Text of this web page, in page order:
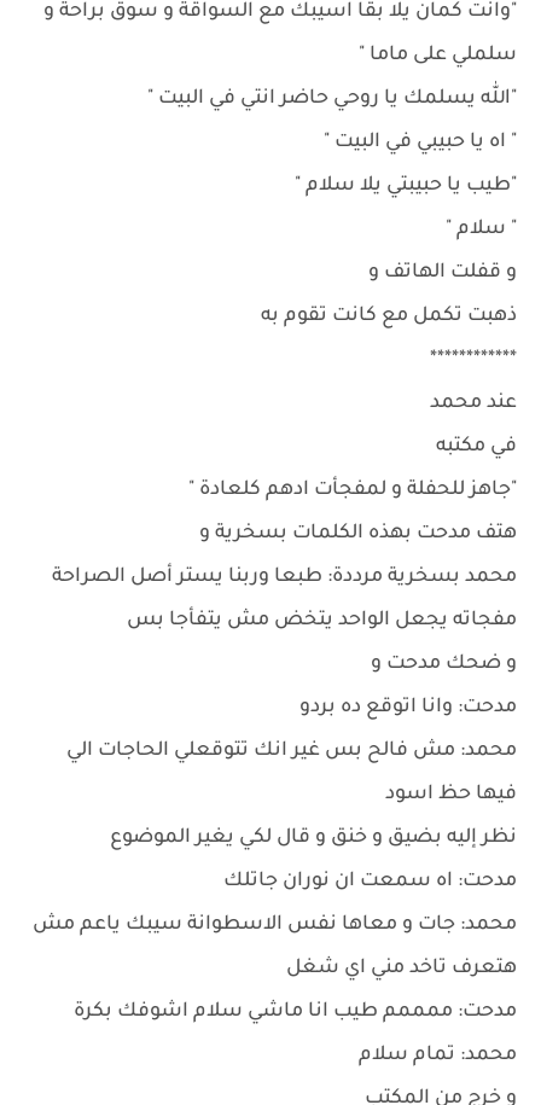
"وانت كمان يلا بقا اسيبك مع السواقة و سوق براحة و
سلملي على ماما "
"الله يسلمك يا روحي حاضر انتي في البيت "
" اه يا حبيبي في البيت "
"طيب يا حبيبتي يلا سلام "
" سلام "
و قفلت الهاتف و
ذهبت تكمل مع كانت تقوم به
************
عند محمد
في مكتبه
"جاهز للحفلة و لمفجأت ادهم كلعادة "
هتف مدحت بهذه الكلمات بسخرية و
محمد بسخرية مرددة: طبعا وربنا يستر أصل الصراحة
مفجاته يجعل الواحد يتخض مش يتفأجا بس
و ضحك مدحت و
مدحت: وانا اتوقع ده بردو
محمد: مش فالح بس غير انك تتوقعلي الحاجات الي
فيها حظ اسود
نظر إليه بضيق و خنق و قال لكي يغير الموضوع
مدحت: اه سمعت ان نوران جاتلك
محمد: جات و معاها نفس الاسطوانة سيبك ياعم مش
هتعرف تاخد مني اي شغل
مدحت: ممممم طيب انا ماشي سلام اشوفك بكرة
محمد: تمام سلام
و خرج من المكتب